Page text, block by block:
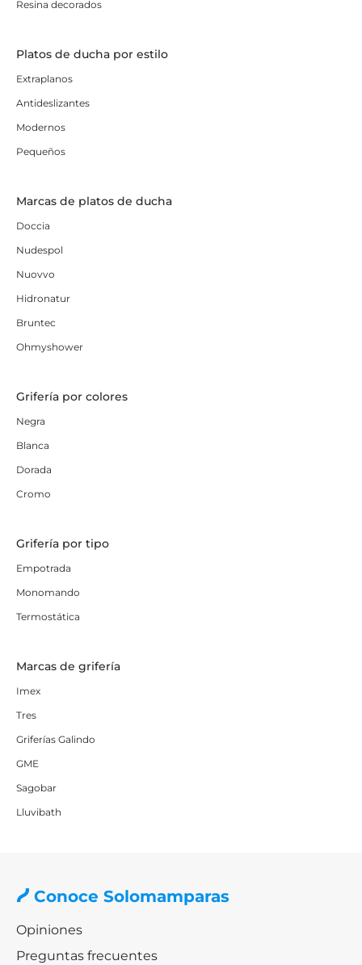
Resina decorados
Platos de ducha por estilo
Extraplanos
Antideslizantes
Modernos
Pequeños
Marcas de platos de ducha
Doccia
Nudespol
Nuovvo
Hidronatur
Bruntec
Ohmyshower
Grifería por colores
Negra
Blanca
Dorada
Cromo
Grifería por tipo
Empotrada
Monomando
Termostática
Marcas de grifería
Imex
Tres
Griferías Galindo
GME
Sagobar
Lluvibath
Conoce Solomamparas
Opiniones
Preguntas frecuentes